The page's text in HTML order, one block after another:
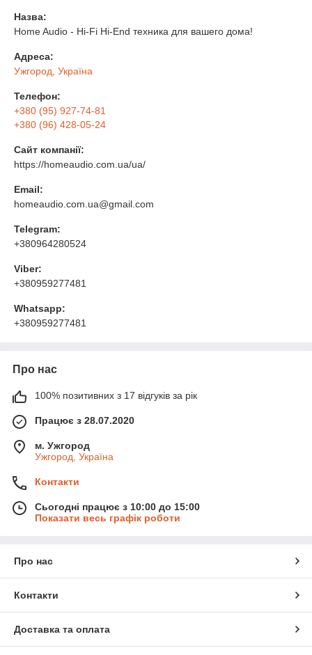
Назва:
Home Audio - Hi-Fi Hi-End техника для вашего дома!
Адреса:
Ужгород, Україна
Телефон:
+380 (95) 927-74-81
+380 (96) 428-05-24
Сайт компанії:
https://homeaudio.com.ua/ua/
Email:
homeaudio.com.ua@gmail.com
Telegram:
+380964280524
Viber:
+380959277481
Whatsapp:
+380959277481
Про нас
100% позитивних з 17 відгуків за рік
Працює з 28.07.2020
м. Ужгород
Ужгород, Україна
Контакти
Сьогодні працює з 10:00 до 15:00
Показати весь графік роботи
Про нас
Контакти
Доставка та оплата